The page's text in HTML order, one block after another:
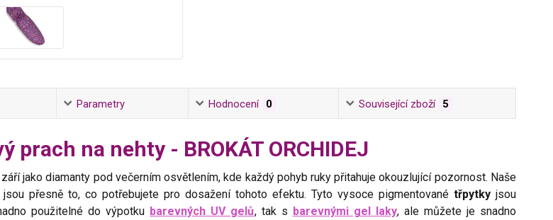
Parametry Hodnocení 0 Související zboží 5
prach na nehty - BROKÁT ORCHIDEJ
jako diamanty pod večerním osvětlením, kde každý pohyb ruky přitahuje okouzlující pozornost. Naše
přesně to, co potřebujete pro dosažení tohoto efektu. Tyto vysoce pigmentované třpytkyjsou
použitelné do výpotku barevných UV gelů, tak s barevnými gel laky, ale můžete je snadno